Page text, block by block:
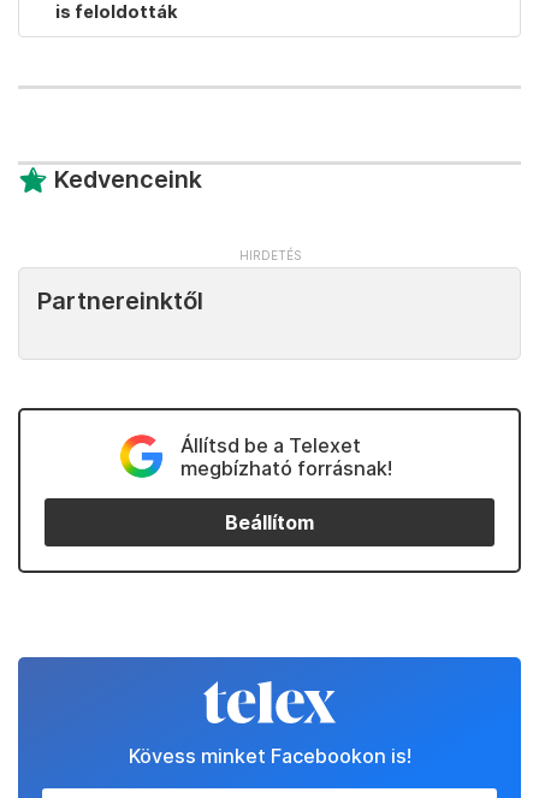
is feloldották
Kedvenceink
Partnereinktől
Állítsd be a Telexet
megbízható forrásnak!
Beállítom
Kövess minket Facebookon is!